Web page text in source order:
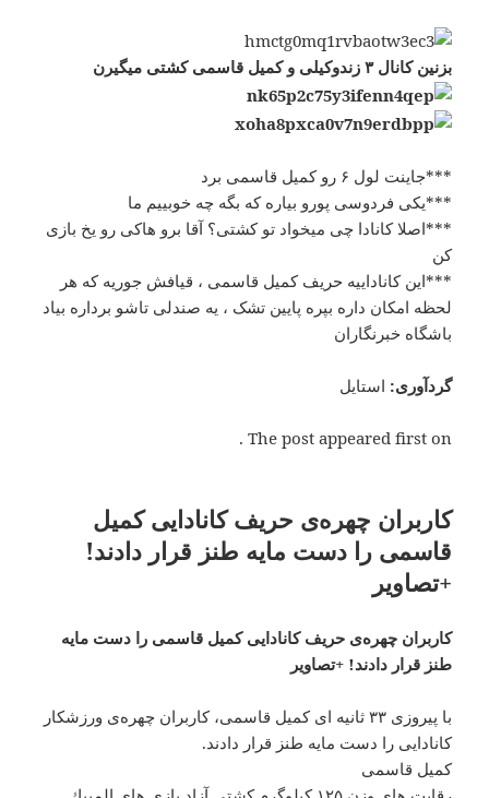
بزنین کانال ۳ زندوکیلی و کمیل قاسمی کشتی میگیرن
***جاینت لول ۶ رو کمیل قاسمی برد
***یکی فردوسی پورو بیاره که بگه چه خوبییم ما
***اصلا کانادا چی میخواد تو کشتی؟ آقا برو هاکی رو یخ بازی
کن
***این کاناداییه حریف کمیل قاسمی ، قیافش جوریه که هر
لحظه امکان داره بپره پایین تشک ، یه صندلی تاشو برداره بیاد
باشگاه خبرنگاران
گردآوری: استایل
The post appeared first on .
کاربران چهره‌ی حریف کانادایی کمیل
قاسمی را دست مایه طنز قرار دادند!
+تصاویر
کاربران چهره‌ی حریف کانادایی کمیل قاسمی را دست مایه
طنز قرار دادند! +تصاویر
با پیروزی ۳۳ ثانیه ای کمیل قاسمی، کاربران چهره‌ی ورزشکار
کانادایی را دست مایه طنز قرار دادند.
کمیل قاسمی